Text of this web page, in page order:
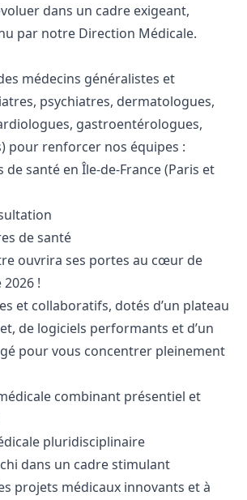
dans un cadre exigeant,
par notre Direction Médicale.
médecins généralistes et
psychiatres, dermatologues,
gastroentérologues,
pour renforcer nos équipes :
de santé en Île-de-France (Paris et
de santé
ouvrira ses portes au cœur de
!
et collaboratifs, dotés d’un plateau
de logiciels performants et d’un
pour vous concentrer pleinement
combinant présentiel et
pluridisciplinaire
dans un cadre stimulant
projets médicaux innovants et à